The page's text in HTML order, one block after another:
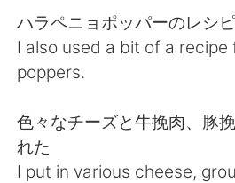
Indonesia Italiano
Türkçe
Português
ハラペニョポッパーのレシ
I also used a bit of a recipe
poppers.
色々なチーズと牛挽肉、豚
れた
I put in various cheese,